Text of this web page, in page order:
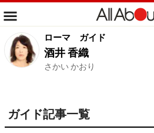
ローマ ガイド
酒井 香織
さかい かおり
ガイド記事一覧